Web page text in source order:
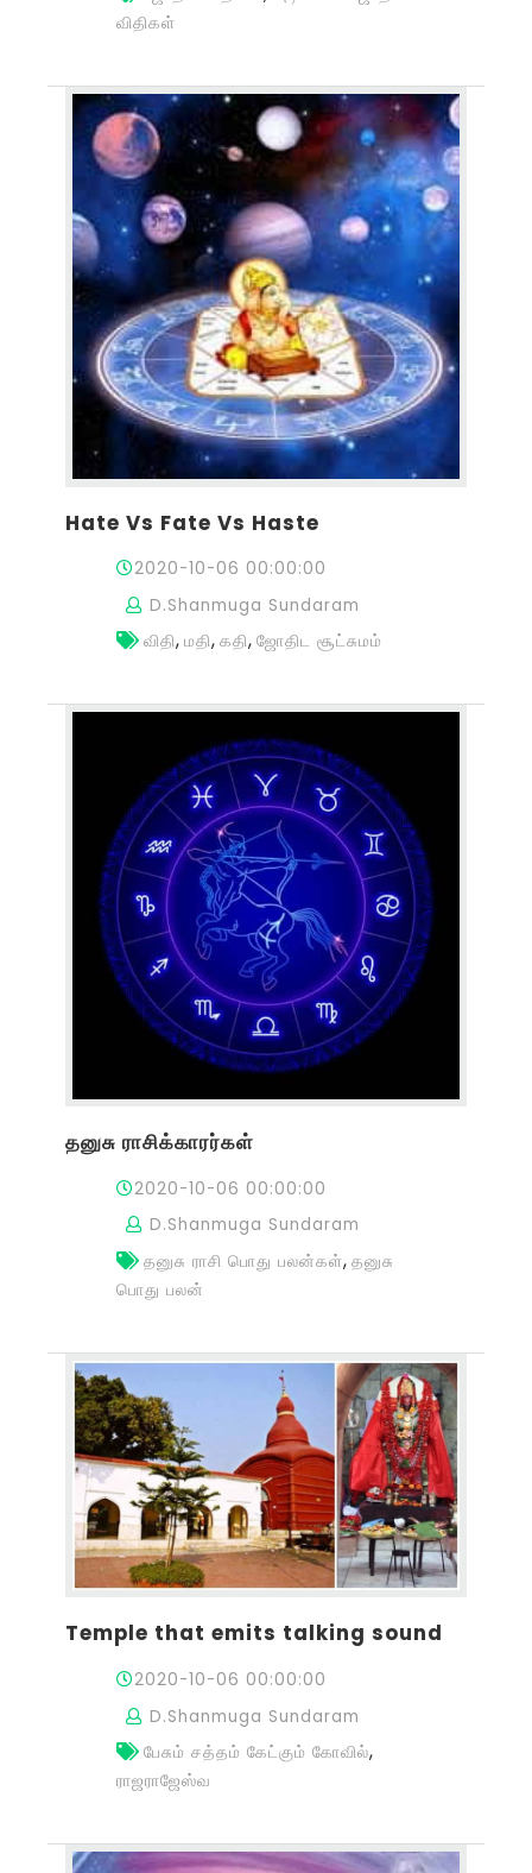
விதிகள்
Hate Vs Fate Vs Haste
2020-10-06 00:00:00
D.Shanmuga Sundaram
விதி,மதி,கதி,ஜோதிட சூட்சுமம்
தனுசு ராசிக்காரர்கள்
2020-10-06 00:00:00
D.Shanmuga Sundaram
தனுசு ராசி பொது பலன்கள்,தனுசு
பொது பலன்
Temple that emits talking sound
2020-10-06 00:00:00
D.Shanmuga Sundaram
பேசும் சத்தம் கேட்கும் கோவில்,
ராஜராஜேஸ்வ